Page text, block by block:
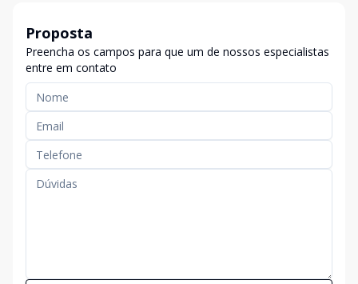
Proposta
Preencha os campos para que um de nossos especialistas
entre em contato